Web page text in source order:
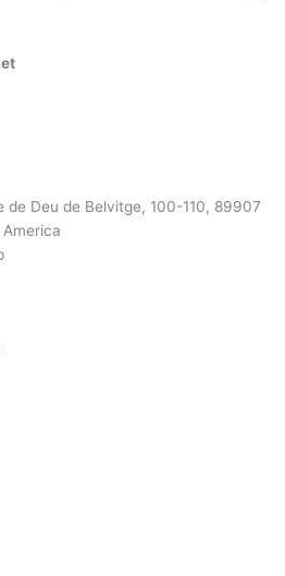
de Deu de Belvitge, 100-110, 89907